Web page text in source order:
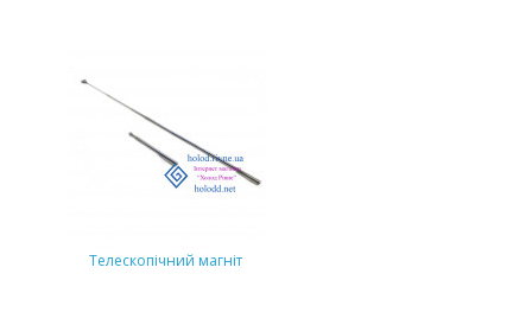
Телескопічний магніт